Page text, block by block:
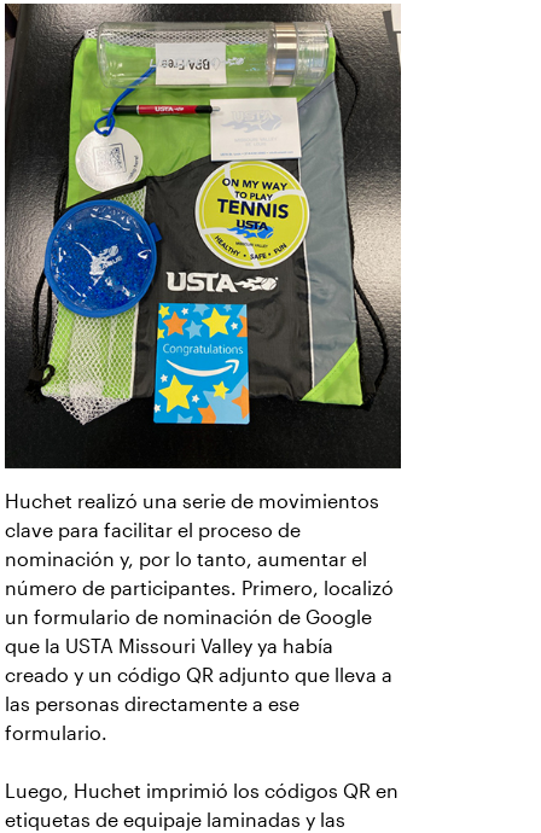
Huchet realizó una serie de movimientos
clave para facilitar el proceso de
nominación y, por lo tanto, aumentar el
número de participantes. Primero, localizó
un formulario de nominación de Google
que la USTA Missouri Valley ya había
creado y un código QR adjunto que lleva a
las personas directamente a ese
formulario.
Luego, Huchet imprimió los códigos QR en
etiquetas de equipaje laminadas y las